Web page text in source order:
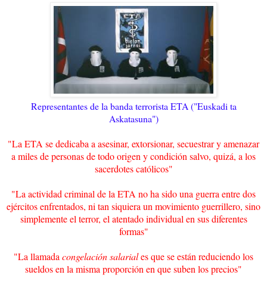
Representantes de la banda terrorista ETA ("Euskadi ta
Askatasuna")
"La ETA se dedicaba a asesinar, extorsionar, secuestrar y amenazar
a miles de personas de todo origen y condición salvo, quizá, a los
sacerdotes católicos"
"La actividad criminal de la ETA no ha sido una guerra entre dos
ejércitos enfrentados, ni tan siquiera un movimiento guerrillero, sino
simplemente el terror, el atentado individual en sus diferentes
formas"
"La llamada congelación salariales que se están reduciendo los
sueldos en la misma proporción en que suben los precios"